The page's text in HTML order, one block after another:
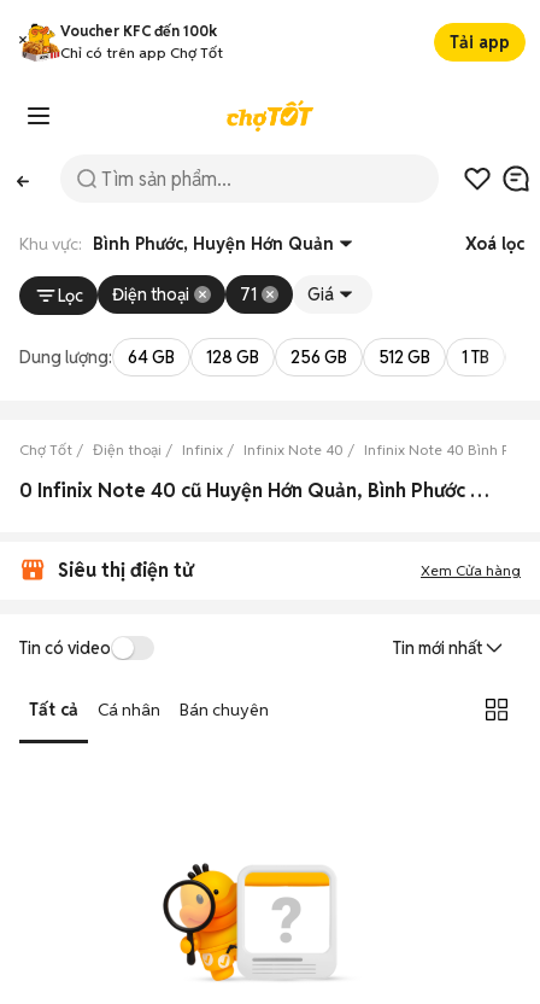
Voucher KFC đến 100k
Chỉ có trên app Chợ Tốt
Tải app
Khu vực: Bình Phước, Huyện Hớn Quản Xoá lọc
Lọc Điện thoại 71 Giá
Dung lượng: 64 GB 128 GB 256 GB 512 GB 1 TB
Chợ Tốt Điện thoại Infinix Infinix Note 40 Infinix Note 40 Bình Phước
0 Infinix Note 40 cũ Huyện Hớn Quản, Bình Phước đẹp
Siêu thị điện tử Xem Cửa hàng
Tin có video Tin mới nhất
Tất cả Cá nhân Bán chuyên